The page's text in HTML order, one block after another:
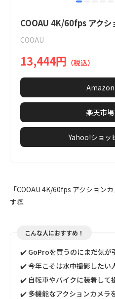
item
1
9
COOAU 4K/60fps アクシ
COOAU
13,444円 （税込）
Amazon
楽天市
Yahoo!ショッ
「COOAU 4K/60fps アクション
す👏
こんな人におすすめ！
✔️ GoProを買うのにまだ気が
✔️ 今年こそは水中撮影したい
✔️ 自転車やバイクに装着して
✔️ 多機能なアクションカメラ